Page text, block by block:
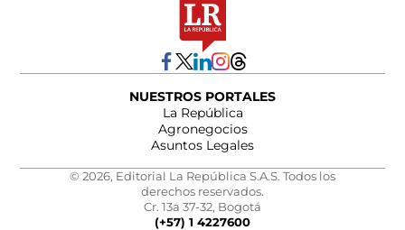
NUESTROS PORTALES
La República
Agronegocios
Asuntos Legales
© 2026, Editorial La República S.A.S. Todos los
derechos reservados.
Cr. 13a 37-32, Bogotá
(+57) 1 4227600